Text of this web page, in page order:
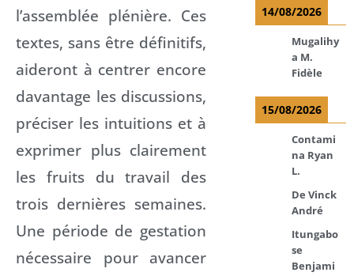
l’assemblée plénière. Ces
textes, sans être définitifs,
aideront à centrer encore
davantage les discussions,
préciser les intuitions et à
exprimer plus clairement
les fruits du travail des
trois dernières semaines.
Une période de gestation
nécessaire pour avancer
14/08/2026
Mugalihy
a M.
Fidèle
15/08/2026
Contami
na Ryan
L.
De Vinck
André
Itungabo
se
Benjami